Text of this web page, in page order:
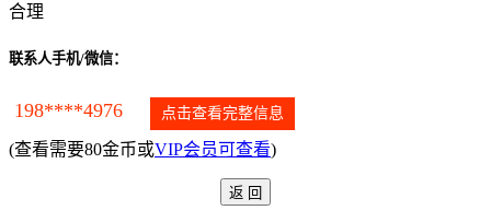
合理
联系人手机/微信：
198****4976 点击查看完整信息
(查看需要80金币或VIP会员可查看)